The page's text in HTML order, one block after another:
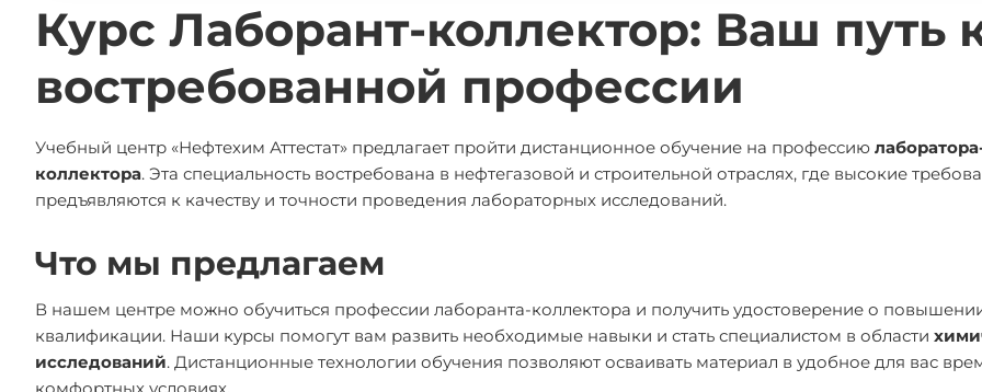
Курс Лаборант-коллектор: Ваш путь
востребованной профессии
Учебный центр «Нефтехим Аттестат» предлагает пройти дистанционное обучение на профессию
коллектора. Эта специальность востребована в нефтегазовой и строительной отраслях, где высокие
предъявляются к качеству и точности проведения лабораторных исследований.
Что мы предлагаем
В нашем центре можно обучиться профессии лаборанта-коллектора и получить удостоверение о
квалификации. Наши курсы помогут вам развить необходимые навыки и стать специалистом в области
исследований. Дистанционные технологии обучения позволяют осваивать материал в удобное для вас